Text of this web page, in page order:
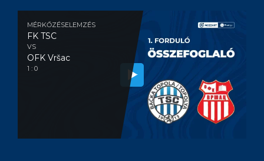
MÉRKŐZÉSELEMZÉS
FK TSC
VS
OFK Vršac
1 : 0